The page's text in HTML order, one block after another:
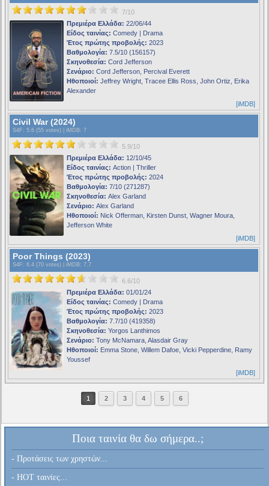
7/10
Πρεμιέρα Ελλάδα: 22/06/44
Είδος ταινίας: Comedy | Drama
Έτος πρώτης προβολής: 2023
Βαθμολογία: 7.5/10 (156157)
Σκηνοθεσία: Cord Jefferson
Σενάριο: Cord Jefferson, Percival Everett
Ηθοποιοί: Jeffrey Wright, Tracee Ellis Ross, John Ortiz, Erika
Alexander
[iMDB]
Civil War (2024)
S4F : 5.6 (55 votes) | iMDB: 7
5.9/10
Πρεμιέρα Ελλάδα: 12/10/45
Είδος ταινίας: Action | Thriller
Έτος πρώτης προβολής: 2024
Βαθμολογία: 7/10 (271287)
Σκηνοθεσία: Alex Garland
Σενάριο: Alex Garland
Ηθοποιοί: Nick Offerman, Kirsten Dunst, Wagner Moura,
Jefferson White
[iMDB]
Poor Things (2023)
S4F : 6.4 (70 votes) | iMDB: 7.7
6.6/10
Πρεμιέρα Ελλάδα: 01/01/24
Είδος ταινίας: Comedy | Drama
Έτος πρώτης προβολής: 2023
Βαθμολογία: 7.7/10 (419358)
Σκηνοθεσία: Yorgos Lanthimos
Σενάριο: Tony McNamara, Alasdair Gray
Ηθοποιοί: Emma Stone, Willem Dafoe, Vicki Pepperdine, Ramy
Youssef
[iMDB]
1 2 3 4 5 6
Ποια ταινία θα δω σήμερα..;
- Προτάσεις των χρηστών...
- HOT ταινίες...